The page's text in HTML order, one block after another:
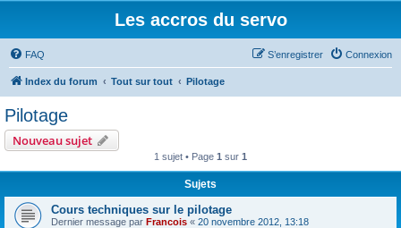
Les accros du servo
FAQ Connexion
S’enregistrer
Index du forum Tout sur tout Pilotage
Pilotage
Nouveau sujet
1 sujet • Page 1 sur 1
Sujets
Cours techniques sur le pilotage
Dernier message par Francois « 20 novembre 2012, 13:18